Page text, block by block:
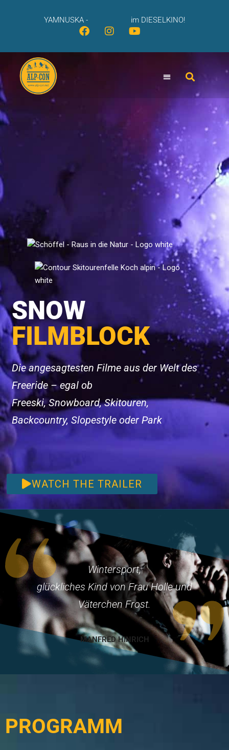
YAMNUSKA - im DIESELKINO!
SNOW
FILMBLOCK
Die angesagtesten Filme aus der Welt des
Freeride – egal ob
Freeski, Snowboard, Skitouren,
Backcountry, Slopestyle oder Park
WATCH THE TRAILER
Wintersport,
glückliches Kind von Frau Holle und
Väterchen Frost.
MANFRED HINRICH
PROGRAMM